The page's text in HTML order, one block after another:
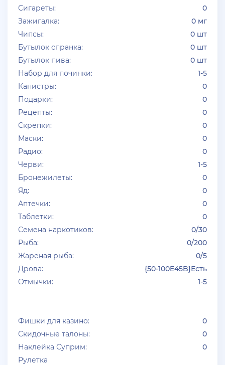
Сигареты:
0
Зажигалка:
0 мг
Чипсы:
0 шт
Бутылок спранка:
0 шт
Бутылок пива:
0 шт
Набор для починки:
1-5
Канистры:
0
Подарки:
0
Рецепты:
0
Скрепки:
0
Маски:
0
Радио:
0
Черви:
1-5
Бронежилеты:
0
Яд:
0
Аптечки:
0
Таблетки:
0
Семена наркотиков:
0/30
Рыба:
0/200
Жареная рыба:
0/5
Дрова:
{50-100E45B}Есть
Отмычки:
1-5
Фишки для казино:
0
Скидочные талоны:
0
Наклейка Суприм:
0
Рулетка